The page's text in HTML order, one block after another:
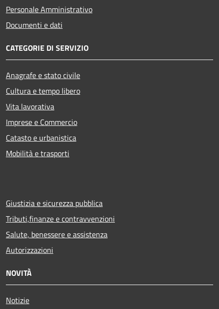
Personale Amministrativo
Documenti e dati
CATEGORIE DI SERVIZIO
Anagrafe e stato civile
Cultura e tempo libero
Vita lavorativa
Imprese e Commercio
Catasto e urbanistica
Mobilità e trasporti
Giustizia e sicurezza pubblica
Tributi,finanze e contravvenzioni
Salute, benessere e assistenza
Autorizzazioni
NOVITÀ
Notizie